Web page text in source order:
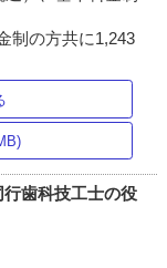
制の方共に1,243
歯科技工士の役